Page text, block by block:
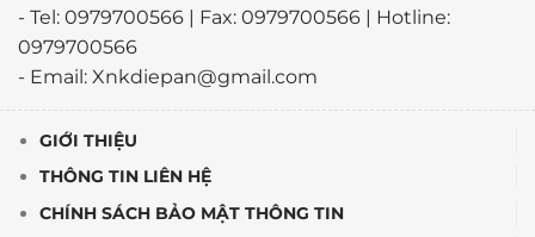
- Tel: 0979700566 | Fax: 0979700566 | Hotline:
0979700566
- Email: Xnkdiepan@gmail.com
GIỚI THIỆU
THÔNG TIN LIÊN HỆ
CHÍNH SÁCH BẢO MẬT THÔNG TIN